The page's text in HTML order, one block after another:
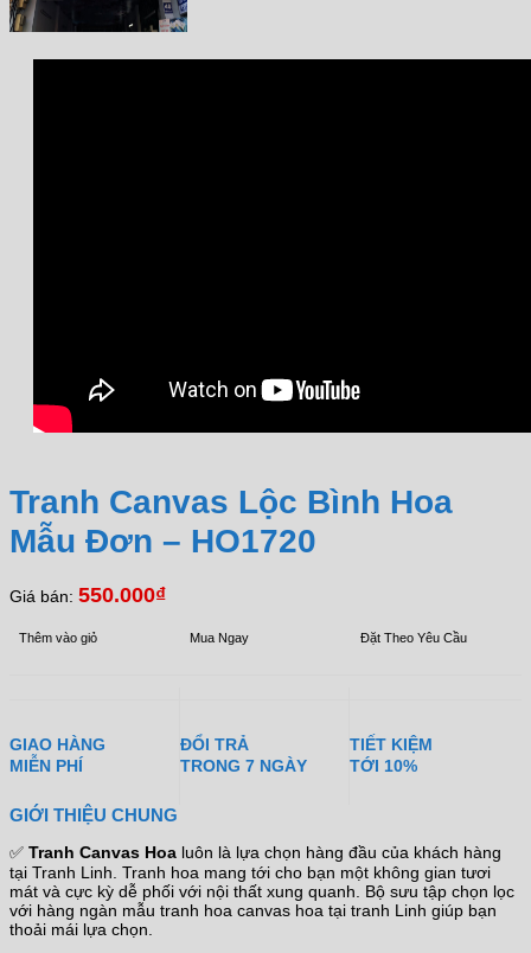
Tranh Canvas Lộc Bình Hoa
Mẫu Đơn – HO1720
Giá bán: 550.000₫
Thêm vào giỏ Mua Ngay Đặt Theo Yêu Cầu
GIAO HÀNG
MIỄN PHÍ
ĐỔI TRẢ
TRONG 7 NGÀY
TIẾT KIỆM
TỚI 10%
GIỚI THIỆU CHUNG
✅ Tranh Canvas Hoa luôn là lựa chọn hàng đầu của khách hàng
tại Tranh Linh. Tranh hoa mang tới cho bạn một không gian tươi
mát và cực kỳ dễ phối với nội thất xung quanh. Bộ sưu tập chọn lọc
với hàng ngàn mẫu tranh hoa canvas hoa tại tranh Linh giúp bạn
thoải mái lựa chọn.